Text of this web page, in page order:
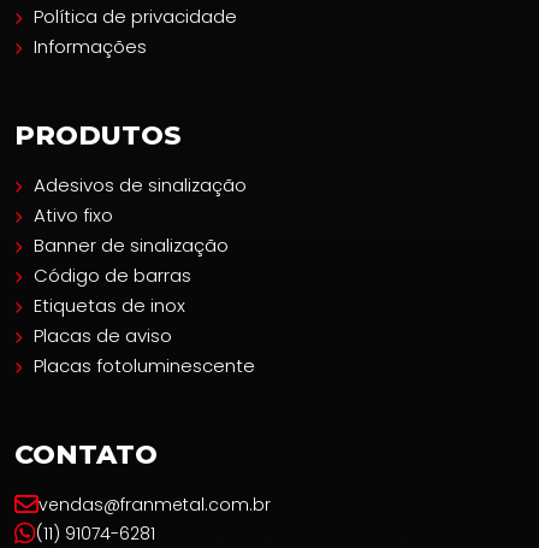
Política de privacidade
Informações
PRODUTOS
Adesivos de sinalização
Ativo fixo
Banner de sinalização
Código de barras
Etiquetas de inox
Placas de aviso
Placas fotoluminescente
CONTATO
vendas@franmetal.com.br
(11) 91074-6281